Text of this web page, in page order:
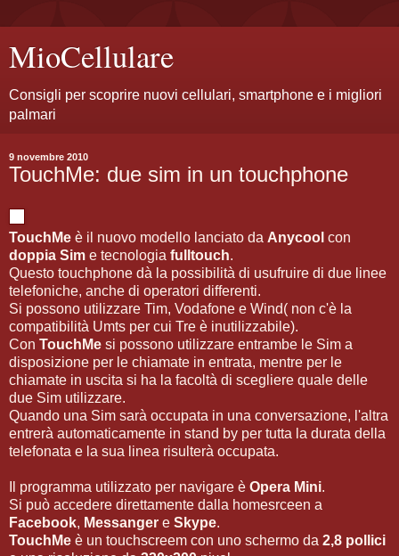
MioCellulare
Consigli per scoprire nuovi cellulari, smartphone e i migliori
palmari
9 novembre 2010
TouchMe: due sim in un touchphone
TouchMe è il nuovo modello lanciato da Anycool con
doppia Sim e tecnologia fulltouch.
Questo touchphone dà la possibilità di usufruire di due linee
telefoniche, anche di operatori differenti.
Si possono utilizzare Tim, Vodafone e Wind( non c'è la
compatibilità Umts per cui Tre è inutilizzabile).
Con TouchMe si possono utilizzare entrambe le Sim a
disposizione per le chiamate in entrata, mentre per le
chiamate in uscita si ha la facoltà di scegliere quale delle
due Sim utilizzare.
Quando una Sim sarà occupata in una conversazione, l'altra
entrerà automaticamente in stand by per tutta la durata della
telefonata e la sua linea risulterà occupata.
Il programma utilizzato per navigare è Opera Mini.
Si può accedere direttamente dalla homesrceen a
Facebook, Messanger e Skype.
TouchMe è un touchscreem con uno schermo da 2,8 pollici